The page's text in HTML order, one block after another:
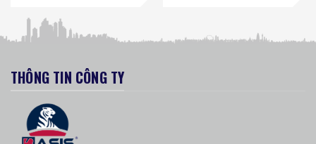
THÔNG TIN CÔNG TY